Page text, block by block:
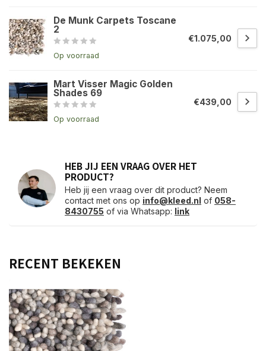
De Munk Carpets Toscane
2
Op voorraad
€1.075,00
Mart Visser Magic Golden
Shades 69
Op voorraad
€439,00
HEB JIJ EEN VRAAG OVER HET
PRODUCT?
Heb jij een vraag over dit product? Neem
contact met ons op info@kleed.nl of 058-
8430755 of via Whatsapp: link
RECENT BEKEKEN